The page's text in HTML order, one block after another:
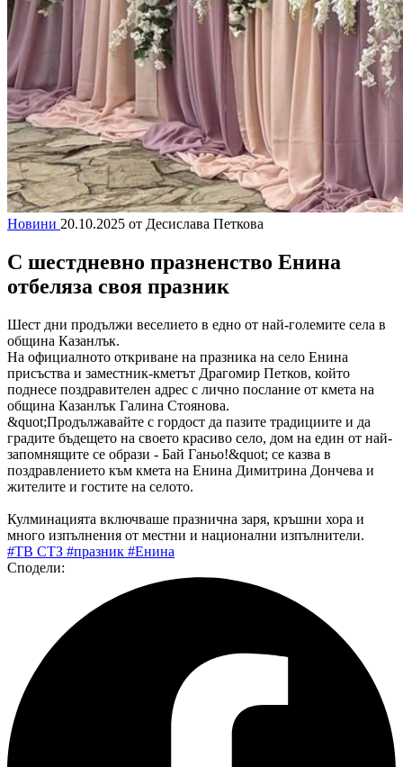
Новини 20.10.2025 от Десислава Петкова
С шестдневно празненство Енина
отбеляза своя празник
Шест дни продължи веселието в едно от най-големите села в
община Казанлък.
На официалното откриване на празника на село Енина
присъства и заместник-кметът Драгомир Петков, който
поднесе поздравителен адрес с лично послание от кмета на
община Казанлък Галина Стоянова.
&quot;Продължавайте с гордост да пазите традициите и да
градите бъдещето на своето красиво село, дом на един от най-
запомнящите се образи - Бай Ганьо!&quot; се казва в
поздравлението към кмета на Енина Димитрина Дончева и
жителите и гостите на селото.
Кулминацията включваше празнична заря, кръшни хора и
много изпълнения от местни и национални изпълнители.
#ТВ СТЗ #празник #Енина
Сподели: